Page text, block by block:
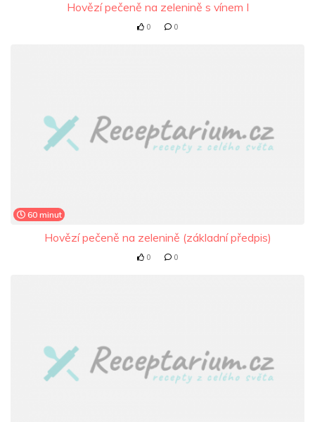
Hovězí pečeně na zelenině s vínem I
0 0
60 minut
Hovězí pečeně na zelenině (základní předpis)
0 0